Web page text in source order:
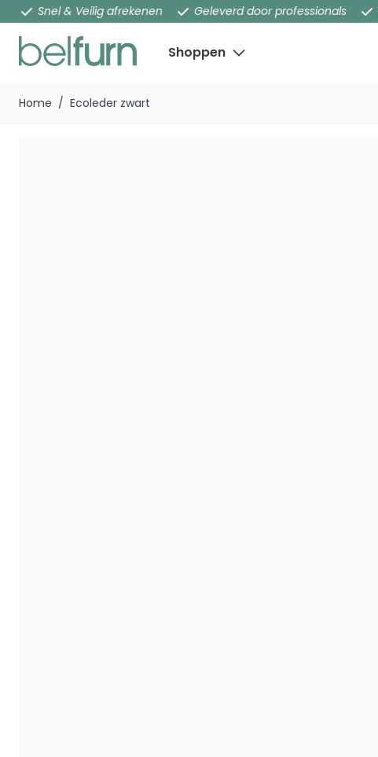
Snel & Veilig afrekenen Geleverd door professionals
Shoppen
Home / Ecoleder zwart